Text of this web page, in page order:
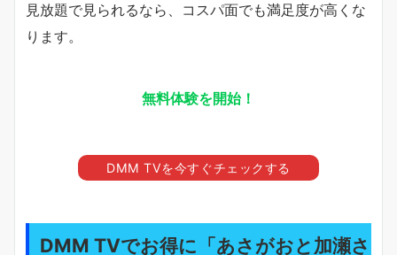
見放題で見られるなら、コスパ面でも満足度が高くな
ります。
無料体験を開始！
DMM TVを今すぐチェックする
DMM TVでお得に「あさがおと加瀬さ